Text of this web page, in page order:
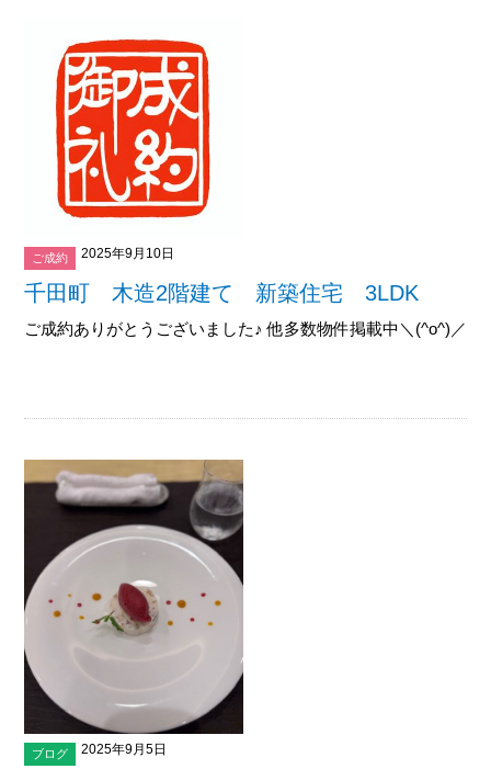
ご成約 2025年9月10日
千田町 木造2階建て 新築住宅 3LDK
ご成約ありがとうございました♪ 他多数物件掲載中＼(^o^)／
ブログ 2025年9月5日